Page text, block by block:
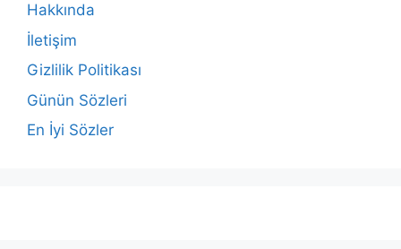
Hakkında
İletişim
Gizlilik Politikası
Günün Sözleri
En İyi Sözler